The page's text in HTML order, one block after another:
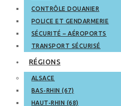
CONTRÔLE DOUANIER
POLICE ET GENDARMERIE
SÉCURITÉ – AÉROPORTS
TRANSPORT SÉCURISÉ
RÉGIONS
ALSACE
BAS-RHIN (67)
HAUT-RHIN (68)